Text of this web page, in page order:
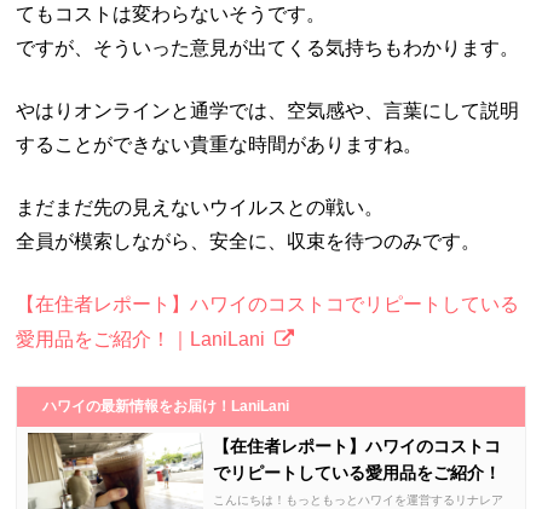
てもコストは変わらないそうです。
ですが、そういった意見が出てくる気持ちもわかります。
やはりオンラインと通学では、空気感や、言葉にして説明
することができない貴重な時間がありますね。
まだまだ先の見えないウイルスとの戦い。
全員が模索しながら、安全に、収束を待つのみです。
【在住者レポート】ハワイのコストコでリピートしている
愛用品をご紹介！｜LaniLani
ハワイの最新情報をお届け！LaniLani
【在住者レポート】ハワイのコストコ
でリピートしている愛用品をご紹介！
こんにちは！もっともっとハワイを運営するリナレア